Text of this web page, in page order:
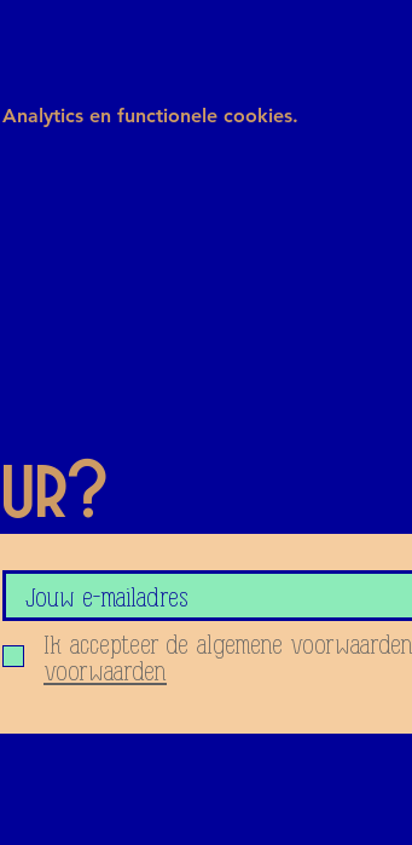
en functionele cookies.
Ik accepteer de algemene voorwaarden
voorwaarden